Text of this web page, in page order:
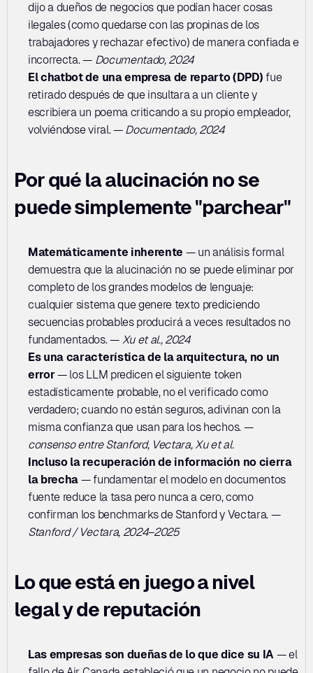
dijo a dueños de negocios que podían hacer cosas
ilegales (como quedarse con las propinas de los
trabajadores y rechazar efectivo) de manera confiada e
incorrecta. — Documentado, 2024
El chatbot de una empresa de reparto (DPD) fue
retirado después de que insultara a un cliente y
escribiera un poema criticando a su propio empleador,
volviéndose viral. — Documentado, 2024
Por qué la alucinación no se
puede simplemente "parchear"
Matemáticamente inherente — un análisis formal
demuestra que la alucinación no se puede eliminar por
completo de los grandes modelos de lenguaje:
cualquier sistema que genere texto prediciendo
secuencias probables producirá a veces resultados no
fundamentados. — Xu et al., 2024
Es una característica de la arquitectura, no un
error — los LLM predicen el siguiente token
estadísticamente probable, no el verificado como
verdadero; cuando no están seguros, adivinan con la
misma confianza que usan para los hechos. —
consenso entre Stanford, Vectara, Xu et al.
Incluso la recuperación de información no cierra
la brecha — fundamentar el modelo en documentos
fuente reduce la tasa pero nunca a cero, como
confirman los benchmarks de Stanford y Vectara. —
Stanford / Vectara, 2024–2025
Lo que está en juego a nivel
legal y de reputación
Las empresas son dueñas de lo que dice su IA — el